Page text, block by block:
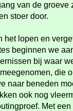
van de groeve
stoer door.
lopen en
beginnen we
bij waar
die
naar beneden
ook nog
Met een